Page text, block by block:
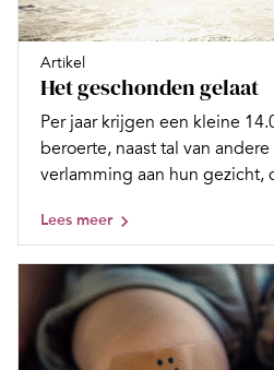
Artikel
Het geschonden gelaat
Per jaar krijgen een kleine
beroerte, naast tal van
verlamming aan hun gezicht,
Lees meer